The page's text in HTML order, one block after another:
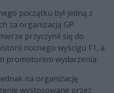
początku był jedną z
za organizacją GP
przyczynił się do
nocnego wyścigu F1, a
promotorem wydarzenia.
na organizację
wystosowane przez